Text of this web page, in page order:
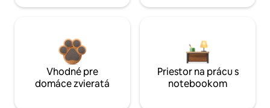
Vhodné pre
domáce zvieratá
Priestor na prácu s
notebookom